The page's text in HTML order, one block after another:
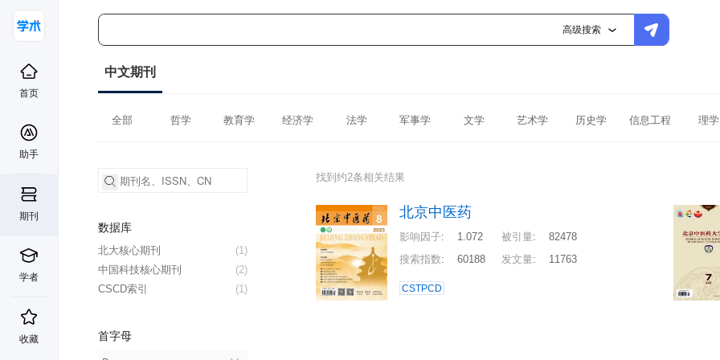
高级搜索
首页
助手
期刊
学者
收藏
中文期刊
全部 哲学 教育学 经济学 法学 军事学 文学 艺术学 历史学 信息工程 理学
数据库
(1)
北大核心期刊
(2)
中国科技核心期刊
(1)
CSCD索引
首字母
找到约2条相关结果
北京中医药
影响因子: 1.072 被引量:
82478
搜索指数: 60188 发文量: 11763
CSTPCD